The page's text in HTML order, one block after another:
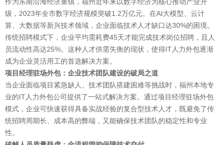
作为东南沿海经济重镇，福州近年来以数字经济为核心推动产业升
级，2023年全市数字经济规模突破1.2万亿元。在AI大模型、云计
算、大数据等新兴技术领域，企业面临技术人才缺口达30%的困境。
传统招聘模式下，企业平均需耗费45天才能完成技术岗位招聘，且人
员流动性高达25%。这种人才供需失衡的现状，使得IT人力外包逐渐
成为企业灵活用工的首选解决方案。
项目经理驻场外包：企业技术团队建设的破局之道
当企业面临项目紧急缺人、技术团队搭建困难等挑战时，福州本地专
业的IT人力外包公司提供了一站式解决方案。通过项目经理驻场外包
模式，企业可快速获得具备实战经验的复合型技术人才，既避免了传
统招聘周期长、成本高的弊端，又能确保技术团队的稳定性和专业
性。